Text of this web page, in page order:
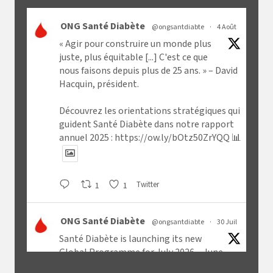
ONG Santé Diabète @ongsantdiabte · 4 Août
« Agir pour construire un monde plus
juste, plus équitable [...] C'est ce que
nous faisons depuis plus de 25 ans. » – David
Hacquin, président.
Découvrez les orientations stratégiques qui
guident Santé Diabète dans notre rapport
annuel 2025 : https://ow.ly/bOtz50ZrYQQ📊
1 1 Twitter
ONG Santé Diabète @ongsantdiabte · 30 Juil
Santé Diabète is launching its new
Global Programme for July 2026 – June